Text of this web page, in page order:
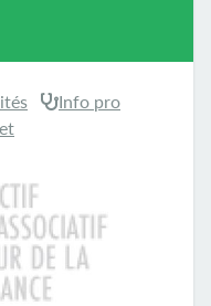
Info pro